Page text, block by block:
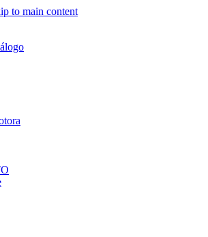
to main content